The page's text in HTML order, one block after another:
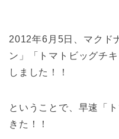
2012年6月5日、マクド
ン」「トマトビッグチ
しました！！
ということで、早速「
きた！！